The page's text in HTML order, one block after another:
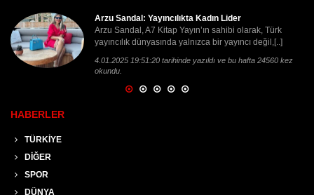
Adaletin Gölgesinde Bir Ömür: İlhan Sami Çomak
Bazen bir ömür, adaletin en karanlık köşelerinde
geçer. Şair İlhan Sami Çomak'ın hikâyesi, yalnızca
16.12.2024 13:20:00 tarihinde yazıldı ve bu hafta 22251
TÜRKİYE